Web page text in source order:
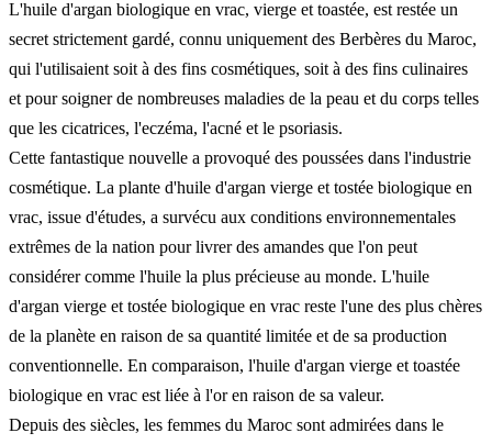
L'huile d'argan biologique en vrac, vierge et toastée, est restée un
secret strictement gardé, connu uniquement des Berbères du Maroc,
qui l'utilisaient soit à des fins cosmétiques, soit à des fins culinaires
et pour soigner de nombreuses maladies de la peau et du corps telles
que les cicatrices, l'eczéma, l'acné et le psoriasis.
Cette fantastique nouvelle a provoqué des poussées dans l'industrie
cosmétique. La plante d'huile d'argan vierge et tostée biologique en
vrac, issue d'études, a survécu aux conditions environnementales
extrêmes de la nation pour livrer des amandes que l'on peut
considérer comme l'huile la plus précieuse au monde. L'huile
d'argan vierge et tostée biologique en vrac reste l'une des plus chères
de la planète en raison de sa quantité limitée et de sa production
conventionnelle. En comparaison, l'huile d'argan vierge et toastée
biologique en vrac est liée à l'or en raison de sa valeur.
Depuis des siècles, les femmes du Maroc sont admirées dans le